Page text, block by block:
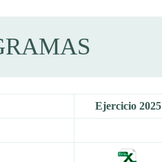
Ejercicio 2025